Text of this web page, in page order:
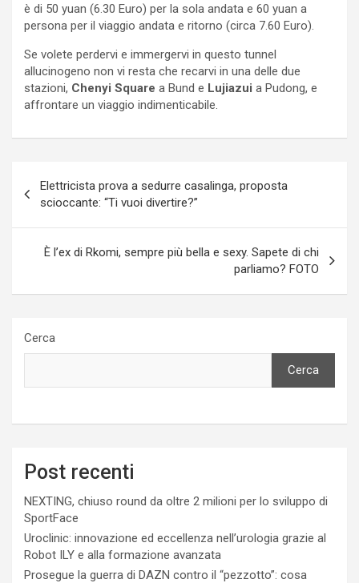
è di 50 yuan (6.30 Euro) per la sola andata e 60 yuan a
persona per il viaggio andata e ritorno (circa 7.60 Euro).
Se volete perdervi e immergervi in questo tunnel
allucinogeno non vi resta che recarvi in una delle due
stazioni, Chenyi Square a Bund e Lujiazui a Pudong, e
affrontare un viaggio indimenticabile.
articoli
Elettricista prova a sedurre casalinga, proposta
scioccante: “Ti vuoi divertire?”
È l’ex di Rkomi, sempre più bella e sexy. Sapete di chi
parliamo? FOTO
Cerca
Cerca
Post recenti
NEXTING, chiuso round da oltre 2 milioni per lo sviluppo di
SportFace
Uroclinic: innovazione ed eccellenza nell’urologia grazie al
Robot ILY e alla formazione avanzata
Prosegue la guerra di DAZN contro il “pezzotto”: cosa